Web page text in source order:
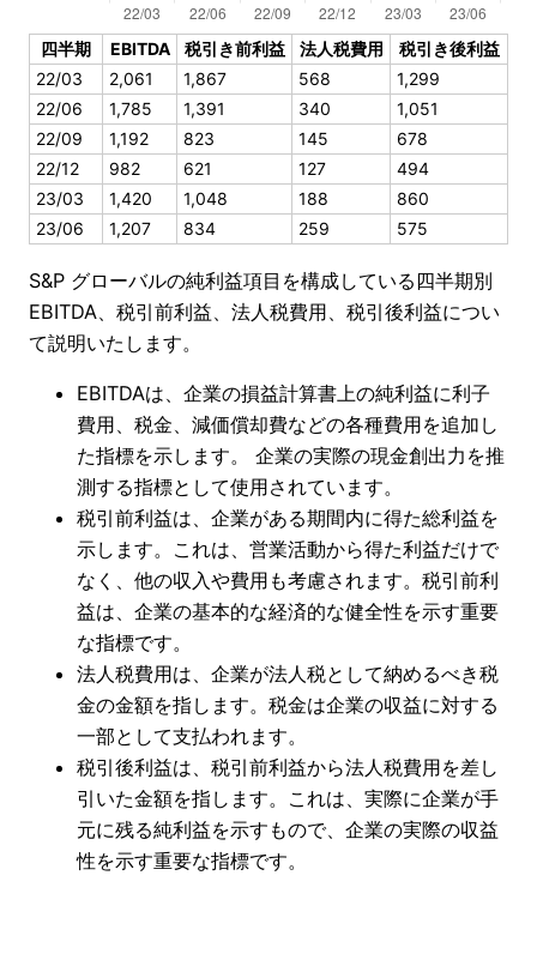
四半期 EBITDA 税引き前利益 法人税費用
税引き後利益
22/03
2,061 1,867 568
1,299
22/06
1,785 1,391 340
1,051
22/09
1,192 823 145
678
22/12
982 621 127
494
23/03
1,420 1,048 188
860
23/06
1,207 834 259 575
S&P グローバルの純利益項目を構成している四半期別
EBITDA、税引前利益、法人税費用、税引後利益につい
て説明いたします。
EBITDAは、企業の損益計算書上の純利益に利子
費用、税金、減価償却費などの各種費用を追加し
た指標を示します。 企業の実際の現金創出力を推
測する指標として使用されています。
税引前利益は、企業がある期間内に得た総利益を
示します。これは、営業活動から得た利益だけで
なく、他の収入や費用も考慮されます。税引前利
益は、企業の基本的な経済的な健全性を示す重要
な指標です。
法人税費用は、企業が法人税として納めるべき税
金の金額を指します。税金は企業の収益に対する
一部として支払われます。
税引後利益は、税引前利益から法人税費用を差し
引いた金額を指します。これは、実際に企業が手
元に残る純利益を示すもので、企業の実際の収益
性を示す重要な指標です。